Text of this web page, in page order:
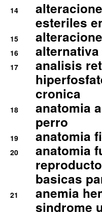
14
esteriles
15
16
17
analisis
cronica
18
anatomia
perro
19 anatomia
20
anatomia
basicas
21
anemia
sindrome